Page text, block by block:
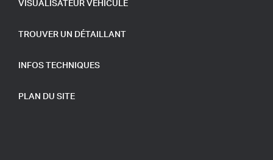
VISUALISATEUR VÉHICULE
TROUVER UN DÉTAILLANT
INFOS TECHNIQUES
PLAN DU SITE